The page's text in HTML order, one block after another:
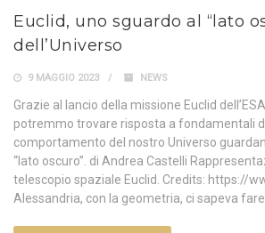
Euclid, uno sguardo al “lato
dell’Universo
9 MAGGIO 2023 NEWS
Grazie al lancio della missione Euclid
potremmo trovare risposta a fondamentali
comportamento del nostro Universo
“lato oscuro”. di Andrea Castelli
telescopio spaziale Euclid. Credits: https://
Alessandria, con la geometria, ci sapeva